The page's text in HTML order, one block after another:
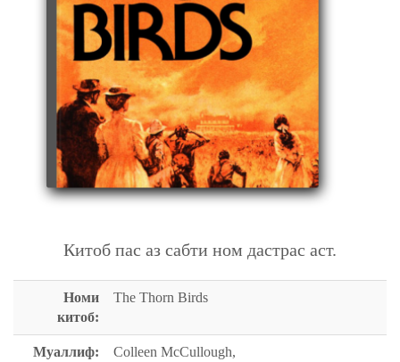
Китоб пас аз сабти ном дастрас аст.
Номи
китоб:
The Thorn Birds
Муаллиф: Colleen McCullough,